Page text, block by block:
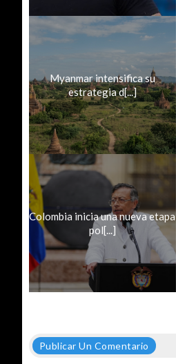
Myanmar intensifica su
estrategia d[...]
Colombia inicia una nueva etapa
pol[...]
Publicar Un Comentario